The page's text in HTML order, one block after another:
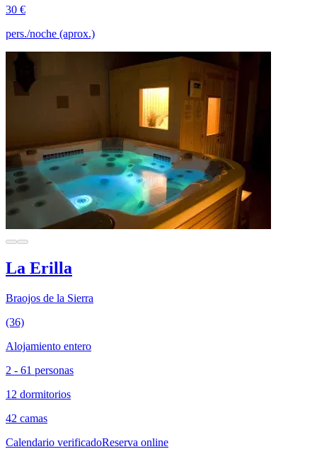
30 €
pers./noche (aprox.)
La Erilla
Braojos de la Sierra
(36)
Alojamiento entero
2 - 61 personas
12 dormitorios
42 camas
Calendario verificadoReserva online